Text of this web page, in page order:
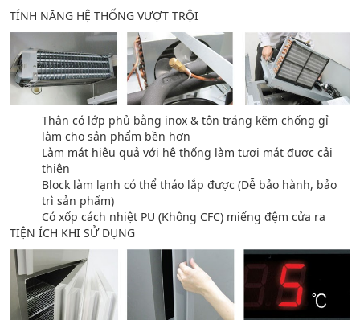
TÍNH NĂNG HỆ THỐNG VƯỢT TRỘI
Thân có lớp phủ bằng inox & tôn tráng kẽm chống gỉ
làm cho sản phẩm bền hơn
Làm mát hiệu quả với hệ thống làm tươi mát được cải
thiện
Block làm lạnh có thể tháo lắp được (Dễ bảo hành, bảo
trì sản phẩm)
Có xốp cách nhiệt PU (Không CFC) miếng đệm cửa ra
TIỆN ÍCH KHI SỬ DỤNG